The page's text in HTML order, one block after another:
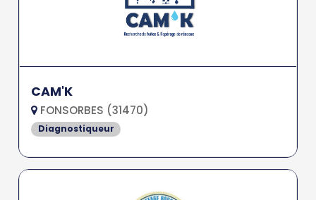
CAM'K
FONSORBES (31470)
Diagnostiqueur